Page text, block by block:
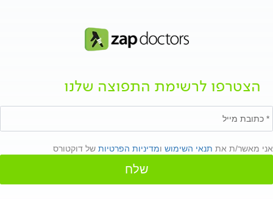
הצטרפו לרשימת התפוצה שלנו
אני מאשר/ת את תנאי השימוש ומדיניות הפרטיות של דוקטורס
שלח